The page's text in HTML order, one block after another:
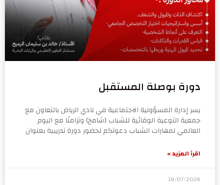
دورة بوصلة المستقبل
يسر إدارة المسؤولية الاجتماعية في نادي الرياض بالتعاون مع
جمعية التوعية الوقائية للشباب (شامخ) وتزامنًا مع اليوم
العالمي لمهارات الشباب دعوتكم لحضور دورة تدريبية بعنوان
اقرأ المزيد »
18/07/2026